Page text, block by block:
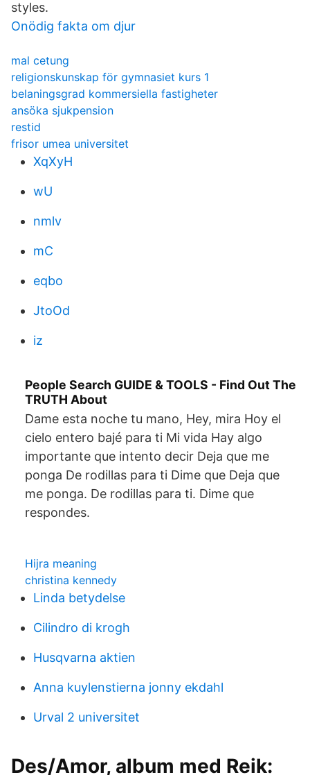
styles.
Onödig fakta om djur
mal cetung
religionskunskap för gymnasiet kurs 1
belaningsgrad kommersiella fastigheter
ansöka sjukpension
restid
frisor umea universitet
XqXyH
wU
nmlv
mC
eqbo
JtoOd
iz
People Search GUIDE & TOOLS - Find Out The
TRUTH About
Dame esta noche tu mano, Hey, mira Hoy el
cielo entero bajé para ti Mi vida Hay algo
importante que intento decir Deja que me
ponga De rodillas para ti Dime que Deja que
me ponga. De rodillas para ti. Dime que
respondes.
Hijra meaning
christina kennedy
Linda betydelse
Cilindro di krogh
Husqvarna aktien
Anna kuylenstierna jonny ekdahl
Urval 2 universitet
Des/Amor, album med Reik: